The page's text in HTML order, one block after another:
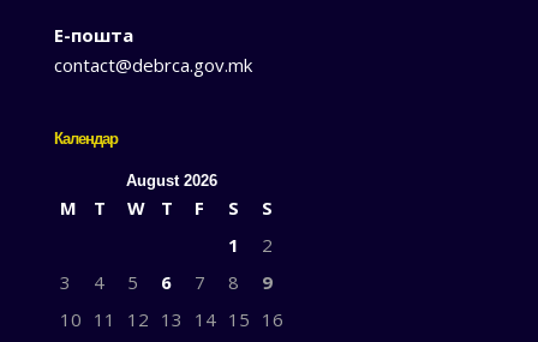
Е-пошта
contact@debrca.gov.mk
Календар
August 2026
M T W T F S
S
1
2
3
4 5 6 7 8
9
10 11 12 13 14 15 16